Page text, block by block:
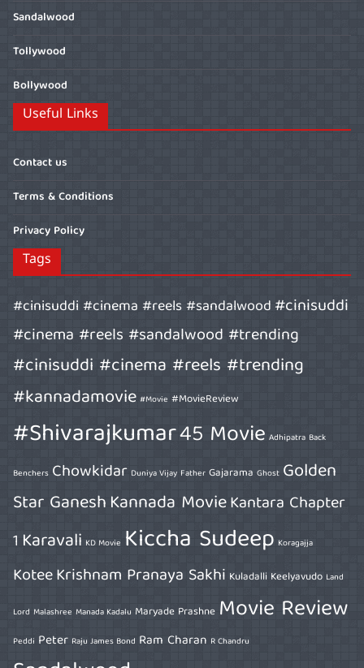
Sandalwood
Tollywood
Bollywood
Useful Links
Contact us
Terms & Conditions
Privacy Policy
Tags
#cinisuddi #cinema #reels #sandalwood#cinisuddi
#cinema #reels #sandalwood #trending
#cinisuddi #cinema #reels #trending
#kannadamovie #Movie #MovieReview
#Shivarajkumar45 Movie Adhipatra Back
Benchers Chowkidar Duniya Vijay Father Gajarama Ghost Golden
Star GaneshKannada MovieKantara Chapter
1 Karavali KD Movie Kiccha Sudeep Koragajja
KoteeKrishnam Pranaya Sakhi Kuladalli Keelyavudo Land
Lord Malashree Manada Kadalu Maryade Prashne Movie Review
Peddi Peter Raju James Bond Ram Charan R Chandru